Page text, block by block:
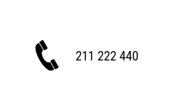
211 222 440